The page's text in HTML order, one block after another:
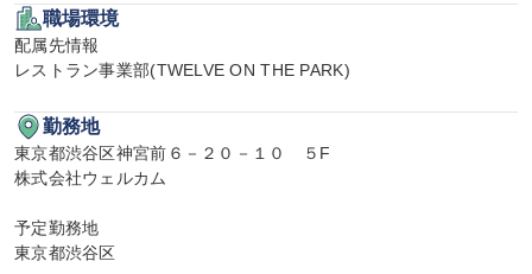
職場環境
配属先情報
レストラン事業部(TWELVE ON THE PARK)
勤務地
東京都渋谷区神宮前６－２０－１０　５F
株式会社ウェルカム
予定勤務地
東京都渋谷区